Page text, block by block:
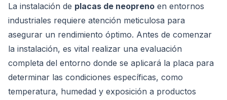
La instalación de placas de neopreno en entornos
industriales requiere atención meticulosa para
asegurar un rendimiento óptimo. Antes de comenzar
la instalación, es vital realizar una evaluación
completa del entorno donde se aplicará la placa para
determinar las condiciones específicas, como
temperatura, humedad y exposición a productos